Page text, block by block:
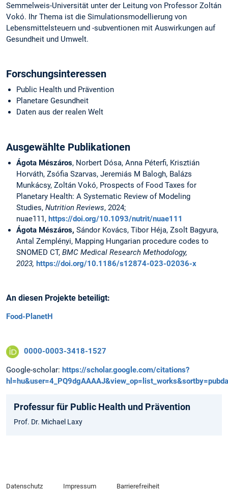
Semmelweis-Universität unter der Leitung von Professor Zoltán
Vokó. Ihr Thema ist die Simulationsmodellierung von
Lebensmittelsteuern und -subventionen mit Auswirkungen auf
Gesundheit und Umwelt.
Forschungsinteressen
Public Health und Prävention
Planetare Gesundheit
Daten aus der realen Welt
Ausgewählte Publikationen
Ágota Mészáros, Norbert Dósa, Anna Péterfi, Krisztián
Horváth, Zsófia Szarvas, Jeremiás M Balogh, Balázs
Munkácsy, Zoltán Vokó, Prospects of Food Taxes for
Planetary Health: A Systematic Review of Modeling
Studies, Nutrition Reviews, 2024;
nuae111, https://doi.org/10.1093/nutrit/nuae111
Ágota Mészáros, Sándor Kovács, Tibor Héja, Zsolt Bagyura,
Antal Zemplényi, Mapping Hungarian procedure codes to
SNOMED CT, BMC Medical Research Methodology,
2023, https://doi.org/10.1186/s12874-023-02036-x
An diesen Projekte beteiligt:
Food-PlanetH
0000-0003-3418-1527
Google-scholar: https://scholar.google.com/citations?
Professur für Public Health und Prävention
Prof. Dr. Michael Laxy
Datenschutz Impressum Barrierefreiheit